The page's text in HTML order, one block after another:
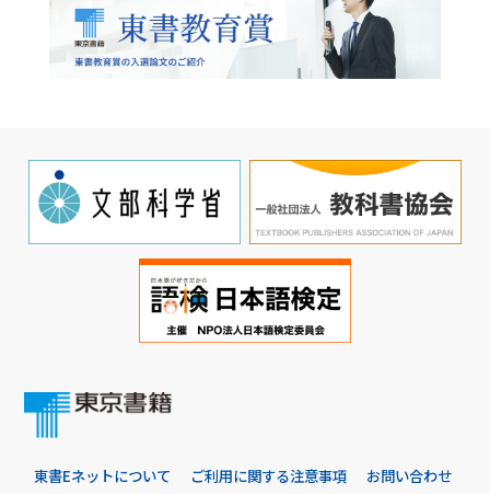
東書Eネットについて ご利用に関する注意事項
お問い合わせ